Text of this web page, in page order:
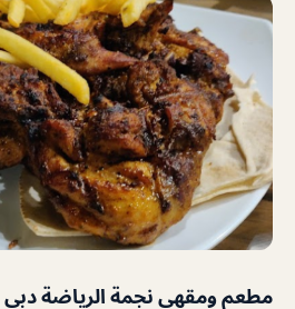
مطعم ومقهى نجمة الرياضة دبي